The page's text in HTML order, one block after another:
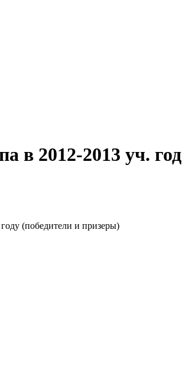
в 2012-2013 уч. год
(победители и призеры)